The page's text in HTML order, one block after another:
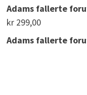
Adams fallerte
kr 299,00
Adams fallerte